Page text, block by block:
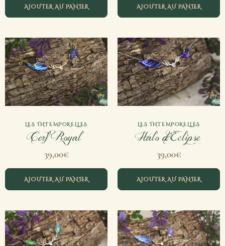
AJOUTER AU PANIER AJOUTER AU PANIER
LES INTEMPORELLES
Cerf Royal
39,00€
AJOUTER AU PANIER
LES INTEMPORELLES
Halo d’Eclipse
39,00€
AJOUTER AU PANIER